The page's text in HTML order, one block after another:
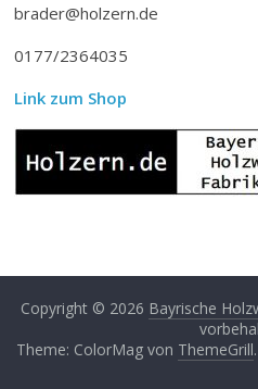
brader@holzern.de
0177/2364035
Link zum Shop
Copyright © 2026 Bayrische
Theme: ColorMag von ThemeGrill